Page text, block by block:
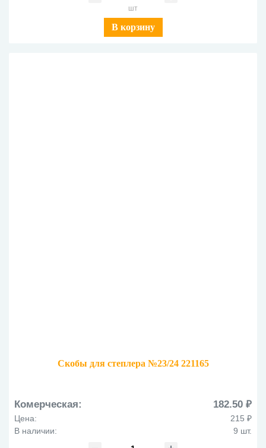
шт
В корзину
Скобы для степлера №23/24 221165
Комерческая: 182.50 ₽
Цена:
215 ₽
В наличии:
9 шт.